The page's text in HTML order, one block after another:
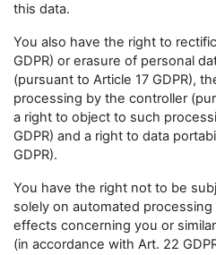
this data.
You also have the right to
GDPR) or erasure of personal
(pursuant to Article 17 GDPR),
processing by the controller
a right to object to such
GDPR) and a right to data
GDPR).
You have the right not to be
solely on automated
effects concerning you or
(in accordance with Art. 22